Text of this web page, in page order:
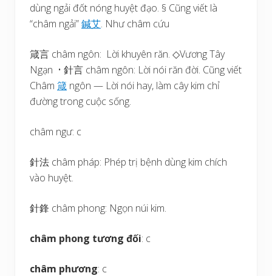
dùng ngải đốt nóng huyệt đạo. § Cũng viết là
“châm ngải”鍼艾. Như châm cứu
箴言 châm ngôn: Lời khuyên răn. ◇Vương Tây
Ngạn • 針言 châm ngôn: Lời nói răn đời. Cũng viết
Châm 箴 ngôn — Lời nói hay, làm cây kim chỉ
đường trong cuộc sống.
châm ngư: c
針法 châm pháp: Phép trị bệnh dùng kim chích
vào huyệt.
針鋒 châm phong: Ngọn núi kim.
châm phong tương đối: c
châm phương: c